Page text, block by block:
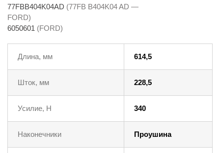
77FBB404K04AD (77FB B404K04 AD —
FORD)
6050601 (FORD)
Длина, мм 614,5
Шток, мм 228,5
Усилие, Н 340
Наконечники Проушина